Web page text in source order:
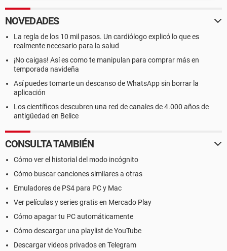
NOVEDADES
La regla de los 10 mil pasos. Un cardiólogo explicó lo que es
realmente necesario para la salud
¡No caigas! Así es como te manipulan para comprar más en
temporada navideña
Así puedes tomarte un descanso de WhatsApp sin borrar la
aplicación
Los científicos descubren una red de canales de 4.000 años de
antigüedad en Belice
CONSULTA TAMBIÉN
Cómo ver el historial del modo incógnito
Cómo buscar canciones similares a otras
Emuladores de PS4 para PC y Mac
Ver películas y series gratis en Mercado Play
Cómo apagar tu PC automáticamente
Cómo descargar una playlist de YouTube
Descargar videos privados en Telegram